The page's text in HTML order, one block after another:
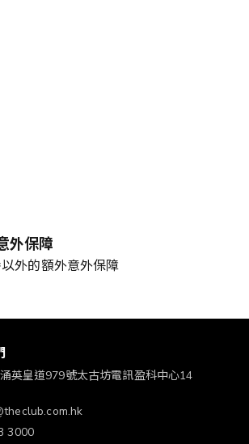
外保障
外的額外意外保障
英皇道979號太古坊電訊盈科中心14
3000